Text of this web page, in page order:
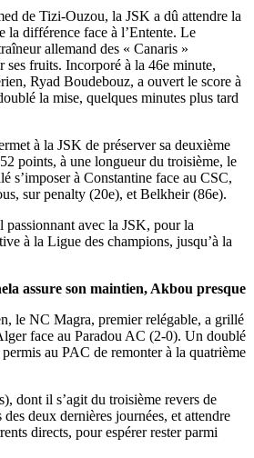
de Tizi-Ouzou, la JSK a dû attendre la
la différence face à l’Entente. Le
allemand des « Canaris »
ses fruits. Incorporé à la 46e minute,
Ryad Boudebouz, a ouvert le score à
la mise, quelques minutes plus tard
à la JSK de préserver sa deuxième
points, à une longueur du troisième, le
s’imposer à Constantine face au CSC,
sur penalty (20e), et Belkheir (86e).
avec la JSK, pour la
à la Ligue des champions, jusqu’à la
assure son maintien, Akbou presque
le NC Magra, premier relégable, a grillé
face au Paradou AC (2-0). Un doublé
au PAC de remonter à la quatrième
dont il s’agit du troisième revers de
deux dernières journées, et attendre
directs, pour espérer rester parmi